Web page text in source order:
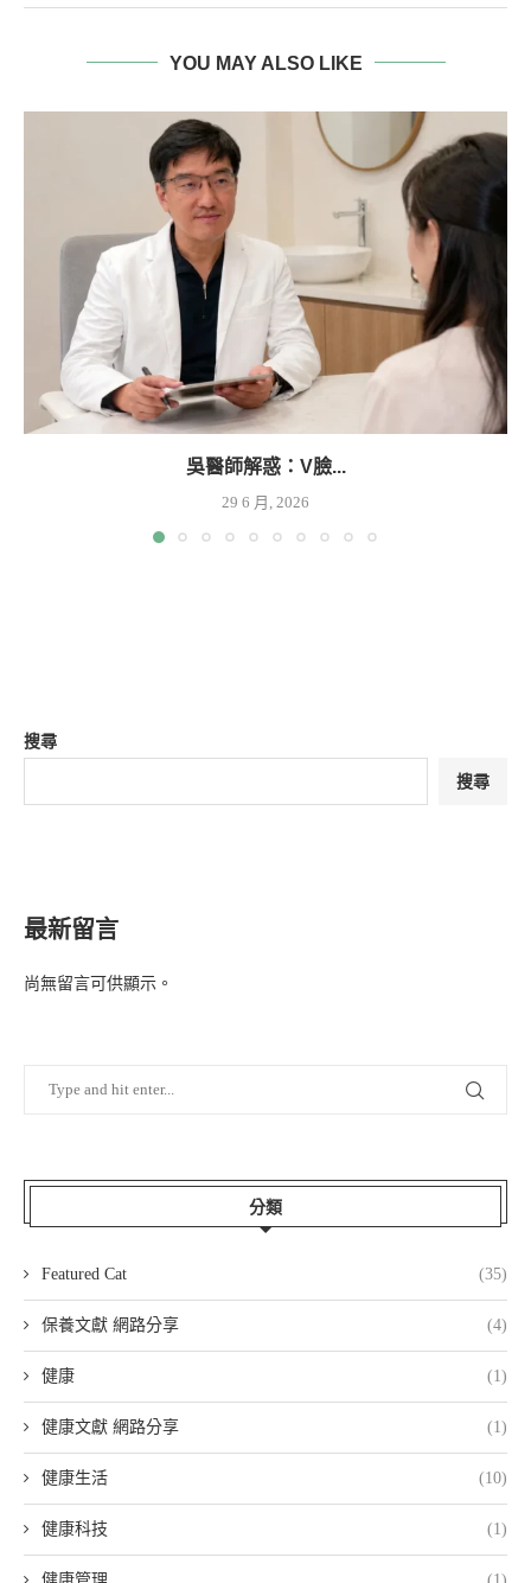
YOU MAY ALSO LIKE
吳醫師解惑：V臉...
29 6 月, 2026
搜尋
搜尋
最新留言
尚無留言可供顯示。
分類
Featured Cat (35)
保養文獻 網路分享 (4)
健康 (1)
健康文獻 網路分享 (1)
健康生活 (10)
健康科技 (1)